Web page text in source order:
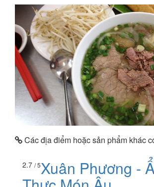
Các địa điểm hoặc sản phẩm khác
2.7 / 5Xuân Phương -